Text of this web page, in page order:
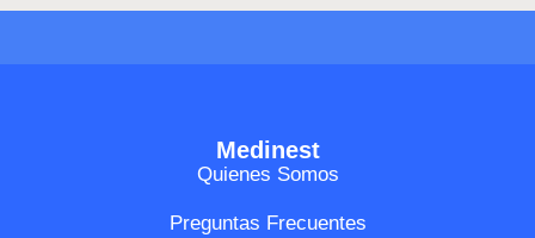
Medinest
Quienes Somos
Preguntas Frecuentes